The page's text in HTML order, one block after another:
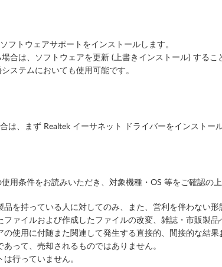
フトウェアサポートをインストールします。
合は、ソフトウェアを更新 (上書きインストール) するこ
ステムにおいても使用可能です。
は、まず Realtek イーサネット ドライバーをインストー
用条件をお読みいただき、対象機種・OS 等をご確認の
を持っている人に対してのみ、また、営利を伴わない形
ァイルおよび作成したファイルの改変、雑誌・市販製品
使用に付随また関連して発生する直接的、間接的な結
って、売却されるものではありません。
行っていません。